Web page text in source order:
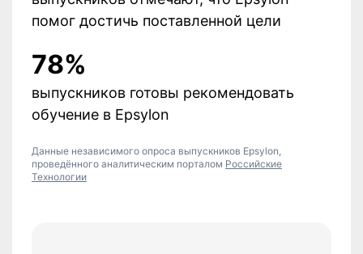
помог достичь поставленной цели
78%
выпускников готовы рекомендовать
обучение в Epsylon
Данные независимого опроса выпускников Epsylon,
проведённого аналитическим порталом Российские
Технологии